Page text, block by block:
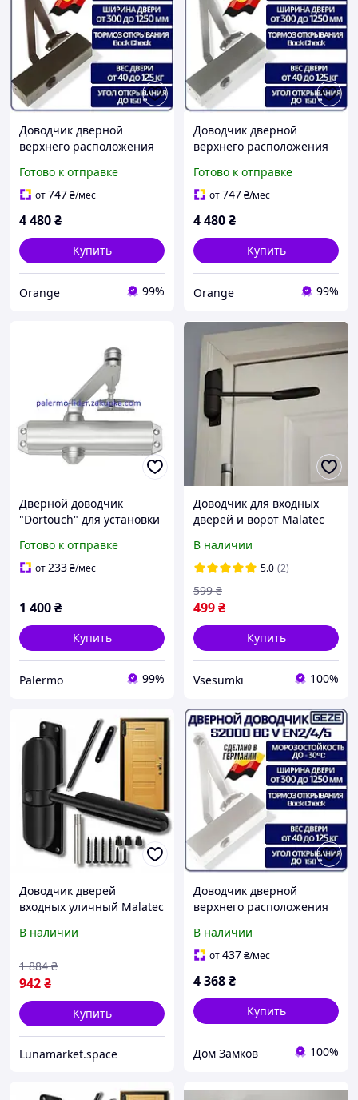
Доводчик дверной
верхнего расположения
TS 2000 с локтевой тягой
до 100 кг коричневый
Готово к отправке
от747₴/мес
4 480₴
Купить
Orange 99%
Доводчик дверной
верхнего расположения
TS 2000 с локтевой тягой
до 100 кг серый
Готово к отправке
от747₴/мес
4 480₴
Купить
Orange 99%
Дверной доводчик
"Dortouch" для установки
60 кг
Готово к отправке
от233₴/мес
1 400₴
Купить
Palermo 99%
Доводчик для входных
дверей и ворот Malatec
В наличии
5.0 (2)
499₴
599 ₴
Купить
Vsesumki 100%
Доводчик дверей
входных уличный Malatec
дверной доводчик,
дверей, QLL
В наличии
942₴
1 884 ₴
Купить
Lunamarket.space
Доводчик дверной
верхнего расположения
TS 2000 с локтевой тягой
до 100 кг белый
В наличии
от437₴/мес
4 368₴
Купить
Дом Замков 100%